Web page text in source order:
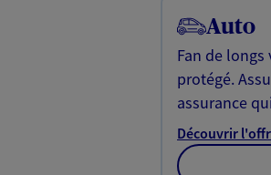
Auto
Fan de
protégé.
assurance
Découvrir